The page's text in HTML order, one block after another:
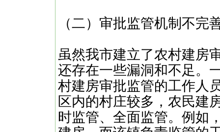
（二）审批监管机制不完
虽然我市建立了农村建房
还存在一些漏洞和不足。
村建房审批监管的工作人
区内的村庄较多，农民建
时监管、全面监管。例如